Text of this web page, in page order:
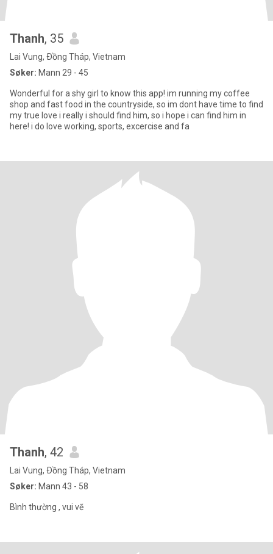
Thanh, 35
Lai Vung, Ðồng Tháp, Vietnam
Søker: Mann 29 - 45
Wonderful for a shy girl to know this app! im running my coffee
shop and fast food in the countryside, so im dont have time to find
my true love i really i should find him, so i hope i can find him in
here! i do love working, sports, excercise and fa
Thanh, 42
Lai Vung, Ðồng Tháp, Vietnam
Søker: Mann 43 - 58
Bình thường , vui vẽ